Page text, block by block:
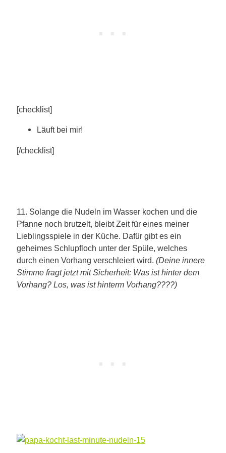
[checklist]
Läuft bei mir!
[/checklist]
11. Solange die Nudeln im Wasser kochen und die
Pfanne noch brutzelt, bleibt Zeit für eines meiner
Lieblingsspiele in der Küche. Dafür gibt es ein
geheimes Schlupfloch unter der Spüle, welches
durch einen Vorhang verschleiert wird.(Deine innere
Stimme fragt jetzt mit Sicherheit: Was ist hinter dem
Vorhang? Los, was ist hinterm Vorhang????)